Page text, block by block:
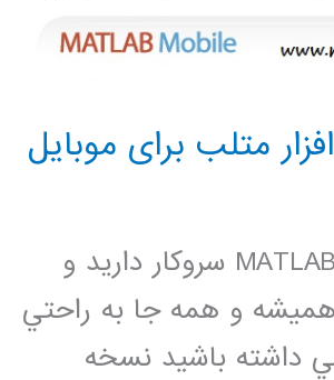
متلب برای موبایل
اگر با برنامه MATLAB سروکار داريد و
و همه جا به راحتي
داشته باشيد نسخه